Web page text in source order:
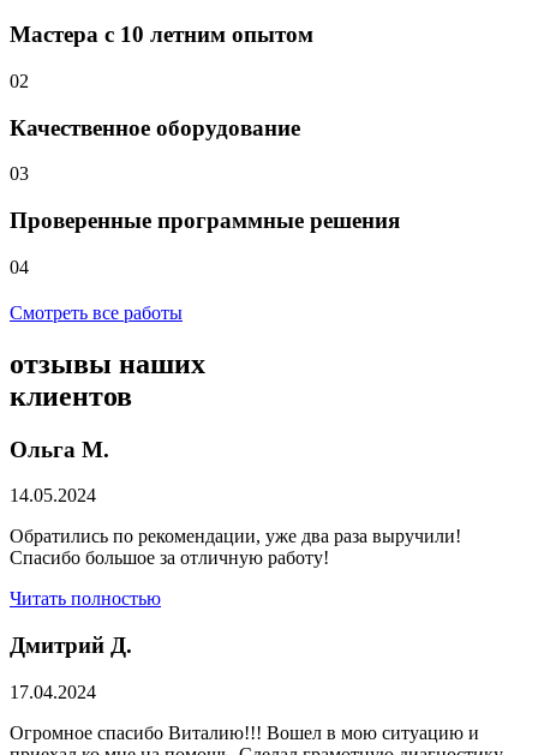
Мастера с 10 летним опытом
02
Качественное оборудование
03
Проверенные программные решения
04
Смотреть все работы
отзывы наших
клиентов
Ольга М.
14.05.2024
Обратились по рекомендации, уже два раза выручили!
Спасибо большое за отличную работу!
Читать полностью
Дмитрий Д.
17.04.2024
Огромное спасибо Виталию!!! Вошел в мою ситуацию и